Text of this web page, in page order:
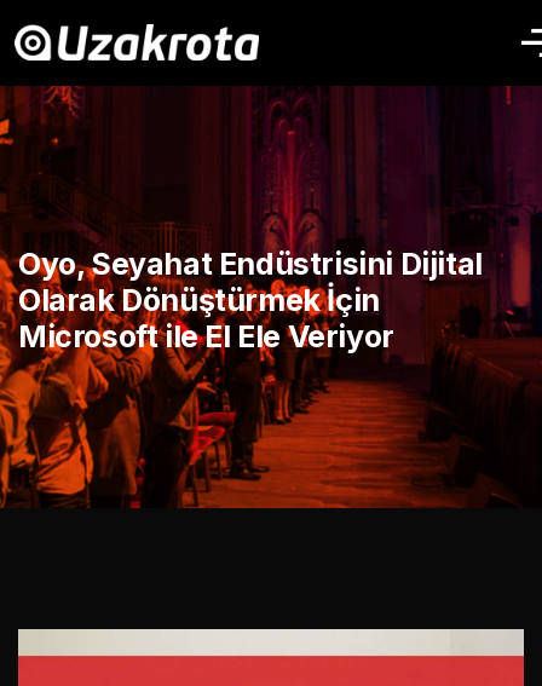
Oyo, Seyahat Endüstrisini Dijital
Olarak Dönüştürmek İçin
Microsoft ile El Ele Veriyor